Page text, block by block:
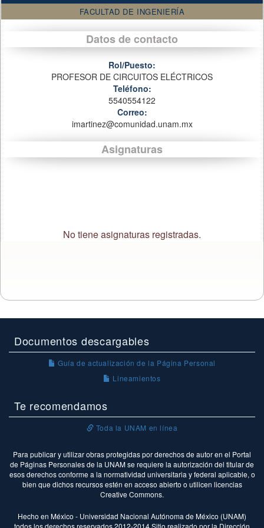
FACULTAD DE INGENIERÍA
Datos de contacto
Rol/Puesto:
PROFESOR DE CIRCUITOS ELÉCTRICOS
Teléfono:
5540554122
Correo:
imartinez@comunidad.unam.mx
Asignaturas
No tiene asignaturas registradas.
Documentos descargables
Guía de actualización de la Página Personal
Lineamientos
Te recomendamos
Toda la UNAM en línea
Para publicar y utilizar obras protegidas por derechos de autor en el Portal
de Páginas Personales de la UNAM se requiere la autorización del titular de
esos derechos conforme a la normatividad universitaria y federal aplicable, o
bien que dichos recursos estén en acceso abierto o utilicen licencias
Creative Commons.
Hecho en México - Universidad Nacional Autónoma de México (UNAM)
todos los derechos reservados 2012-2014 Sitio realizado por la Dirección